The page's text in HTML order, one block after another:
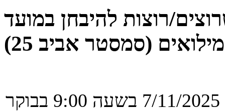
רוצות להיבחן במועד
מילואים (סמסטר אביב 25)